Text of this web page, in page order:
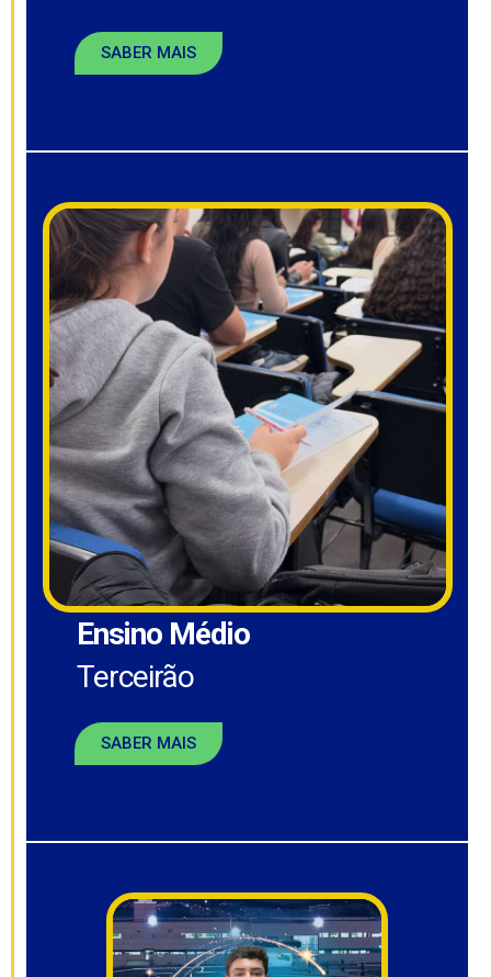
SABER MAIS
Ensino Médio
Terceirão
SABER MAIS